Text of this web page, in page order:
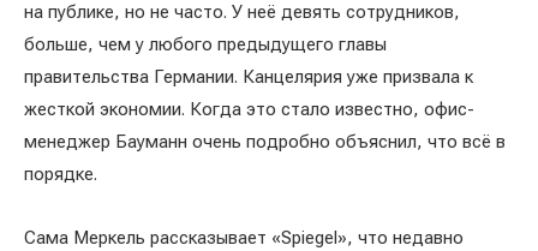
на публике, но не часто. У неё девять сотрудников,
больше, чем у любого предыдущего главы
правительства Германии. Канцелярия уже призвала к
жесткой экономии. Когда это стало известно, офис-
менеджер Бауманн очень подробно объяснил, что всё в
порядке.
Сама Меркель рассказывает «Spiegel», что недавно